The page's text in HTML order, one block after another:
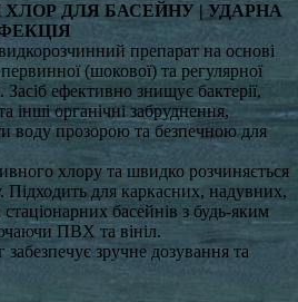
ДЛЯ БАСЕЙНУ | УДАРНА
препарат на основі
(шокової) та регулярної
Засіб ефективно знищує бактерії,
інші органічні забруднення,
воду прозорою та безпечною для
хлору та швидко розчиняється
Підходить для каркасних, надувних,
басейнів з будь-яким
ПВХ та вініл.
зручне дозування та